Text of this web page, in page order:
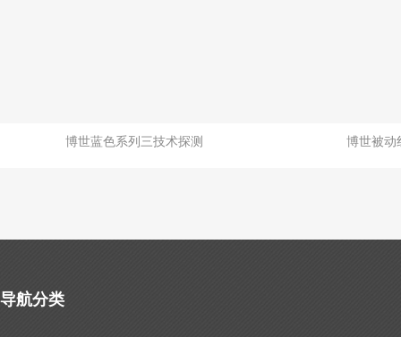
博世蓝色系列三技术探测 博世被动
导航分类